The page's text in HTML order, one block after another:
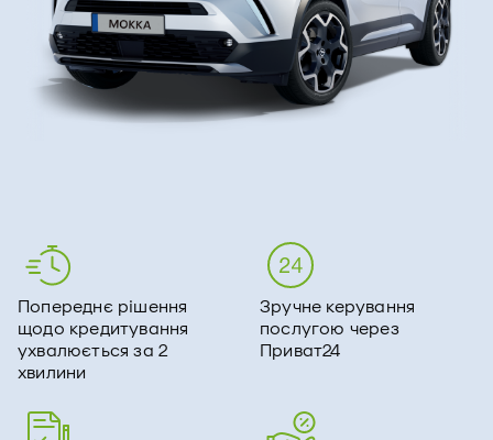
Попереднє рішення
щодо кредитування
ухвалюється за 2
хвилини
Зручне керування
послугою через
Приват24